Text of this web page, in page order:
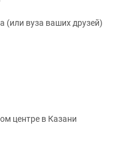
(или вуза ваших друзей)
центре в Казани